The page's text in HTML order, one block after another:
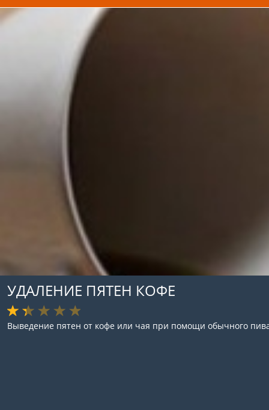
УДАЛЕНИЕ ПЯТЕН КОФЕ
Выведение пятен от кофе или чая при помощи обычного